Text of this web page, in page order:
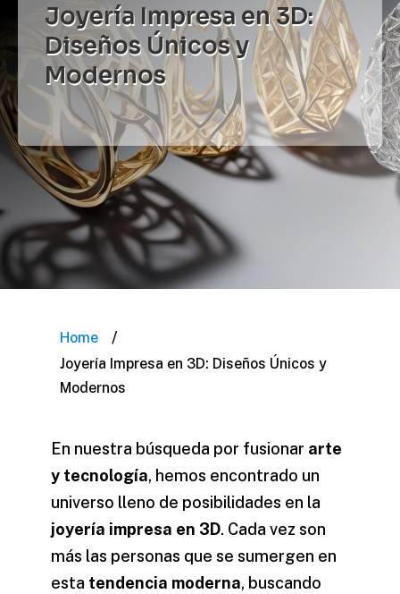
Joyería Impresa en 3D:
Diseños Únicos y
Modernos
Home /
Joyería Impresa en 3D: Diseños Únicos y
Modernos
En nuestra búsqueda por fusionar arte
y tecnología, hemos encontrado un
universo lleno de posibilidades en la
joyería impresa en 3D. Cada vez son
más las personas que se sumergen en
esta tendencia moderna, buscando